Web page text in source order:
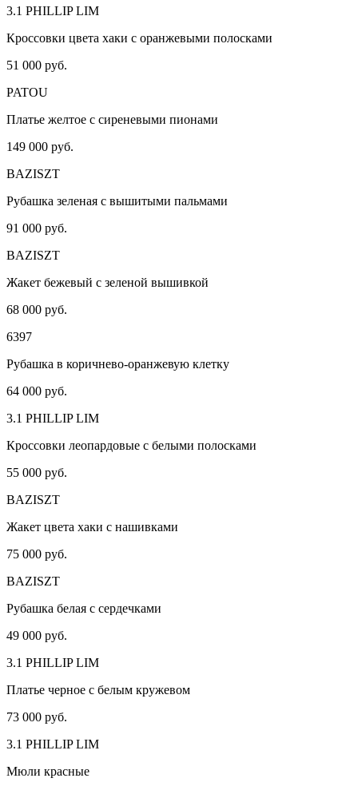
3.1 PHILLIP LIM
Кроссовки цвета хаки с оранжевыми полосками
51 000 руб.
PATOU
Платье желтое с сиреневыми пионами
149 000 руб.
BAZISZT
Рубашка зеленая с вышитыми пальмами
91 000 руб.
BAZISZT
Жакет бежевый с зеленой вышивкой
68 000 руб.
6397
Рубашка в коричнево-оранжевую клетку
64 000 руб.
3.1 PHILLIP LIM
Кроссовки леопардовые с белыми полосками
55 000 руб.
BAZISZT
Жакет цвета хаки с нашивками
75 000 руб.
BAZISZT
Рубашка белая с сердечками
49 000 руб.
3.1 PHILLIP LIM
Платье черное с белым кружевом
73 000 руб.
3.1 PHILLIP LIM
Мюли красные